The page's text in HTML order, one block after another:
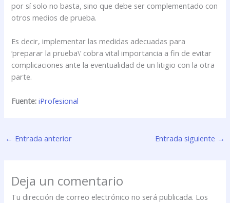
por sí solo no basta, sino que debe ser complementado con
otros medios de prueba.
Es decir, implementar las medidas adecuadas para
‘preparar la prueba\’ cobra vital importancia a fin de evitar
complicaciones ante la eventualidad de un litigio con la otra
parte.
Fuente:iProfesional
← Entrada anterior Entrada siguiente →
Deja un comentario
Tu dirección de correo electrónico no será publicada. Los